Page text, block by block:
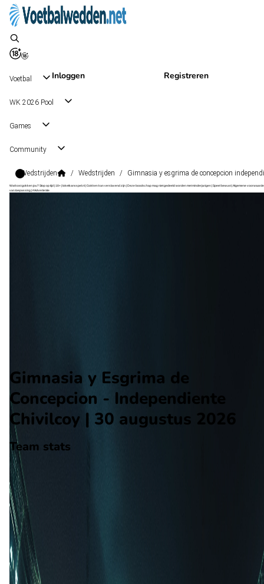
Inloggen Registreren
Voetbal
WK 2026 Pool
Games
Community
Wedstrijden / Wedstrijden / Gimnasia y esgrima de concepcion
Wat kost gokken jou? Stop op tijd | 18+ | loketkansspel.nl | Gokken kan verslavend zijn | Deze boodschap mag niet gedeeld worden met minderjarigen | Speel bewust | Algemene
van toepassing | #Advertentie
Gimnasia y Esgrima de
Concepcion - Independiente
Chivilcoy | 30 augustus 2026
Team stats
Gimnasia y Esgrima de Concepcion
Gimnasia y Esgrima de Concepcion
-
Independiente Chivilcoy
Independiente Chivilcoy
aantal goals
1 gewonnen
0 verloren